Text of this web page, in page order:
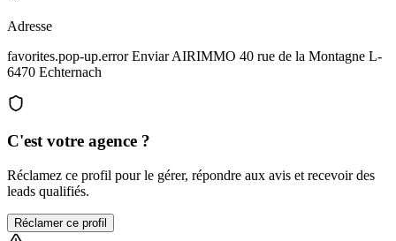
Adresse
favorites.pop-up.error Enviar AIRIMMO 40 rue de la Montagne L-
6470 Echternach
C'est votre agence ?
Réclamez ce profil pour le gérer, répondre aux avis et recevoir des
leads qualifiés.
Réclamer ce profil